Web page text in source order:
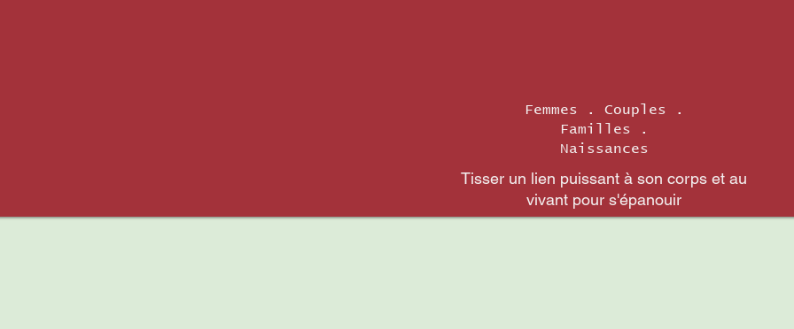
Femmes . Couples .
Familles .
Naissances
Tisser un lien puissant à son corps et au
vivant pour s'épanouir